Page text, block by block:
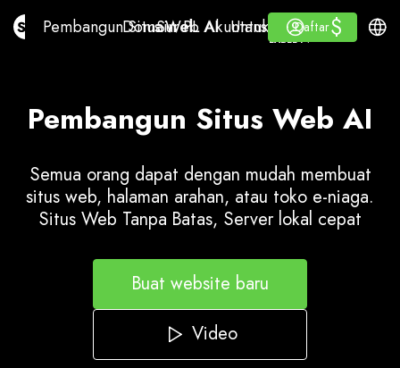
Pembangun Situs Web AI
Pembangun Situs Web AI
Domain
Domain
Surel
SurelPL Akuntansi
PL AkuntansiUntuk ResellerLabel
Untuk Reseller
LABEL PUTIH
Mempelajari
Mempelajari
Daftar
Daftar
Masuk $
$
Pembangun Situs Web AI
Semua orang dapat dengan mudah membuat
situs web, halaman arahan, atau toko e-niaga.
Situs Web Tanpa Batas, Server lokal cepat
Buat website baru
Video